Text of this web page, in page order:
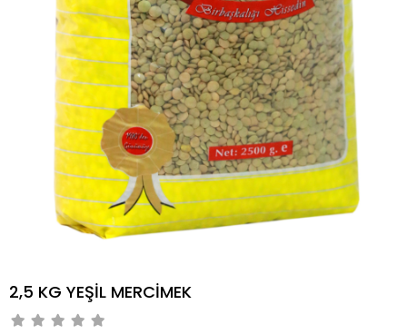
2,5 KG YEŞİL MERCİMEK